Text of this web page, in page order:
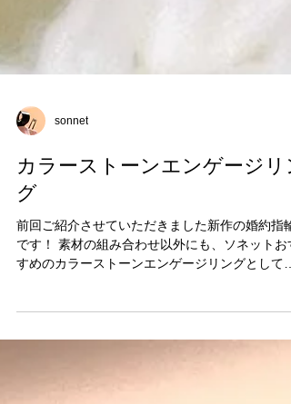
sonnet
カラーストーンエンゲージリ
グ
前回ご紹介させていただきました新作の婚約指輪
真っ赤なルビーでお仕上げしました。 伝統的な